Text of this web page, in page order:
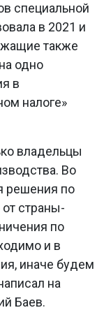
специальной
в 2021 и
также
одно
в
налоге»
владельцы
Во
решения по
страны-
по
и в
иначе будем
на
Баев.